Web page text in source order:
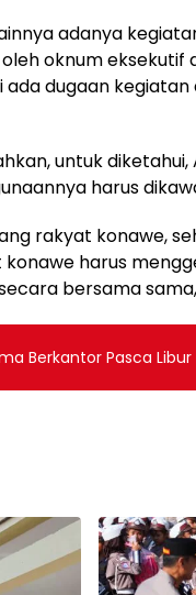
adanya
oknum eksekutif
ada dugaan
untuk
harus
rakyat konawe,
harus
bersama
Berkantor Pasca